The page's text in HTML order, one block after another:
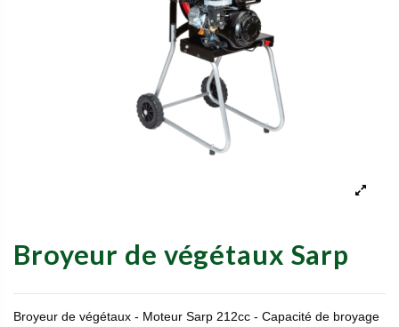
Broyeur de végétaux Sarp
Broyeur de végétaux - Moteur Sarp 212cc - Capacité de broyage